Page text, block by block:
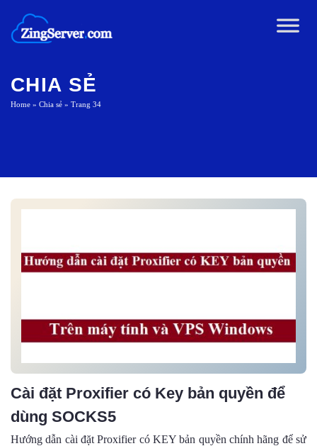
đến
nội
CHIA SẺ
Home » Chia sẻ » Trang 34
Cài đặt Proxifier có Key bản quyền để
dùng SOCKS5
Hướng dẫn cài đặt Proxifier có KEY bản quyền chính hãng để sử